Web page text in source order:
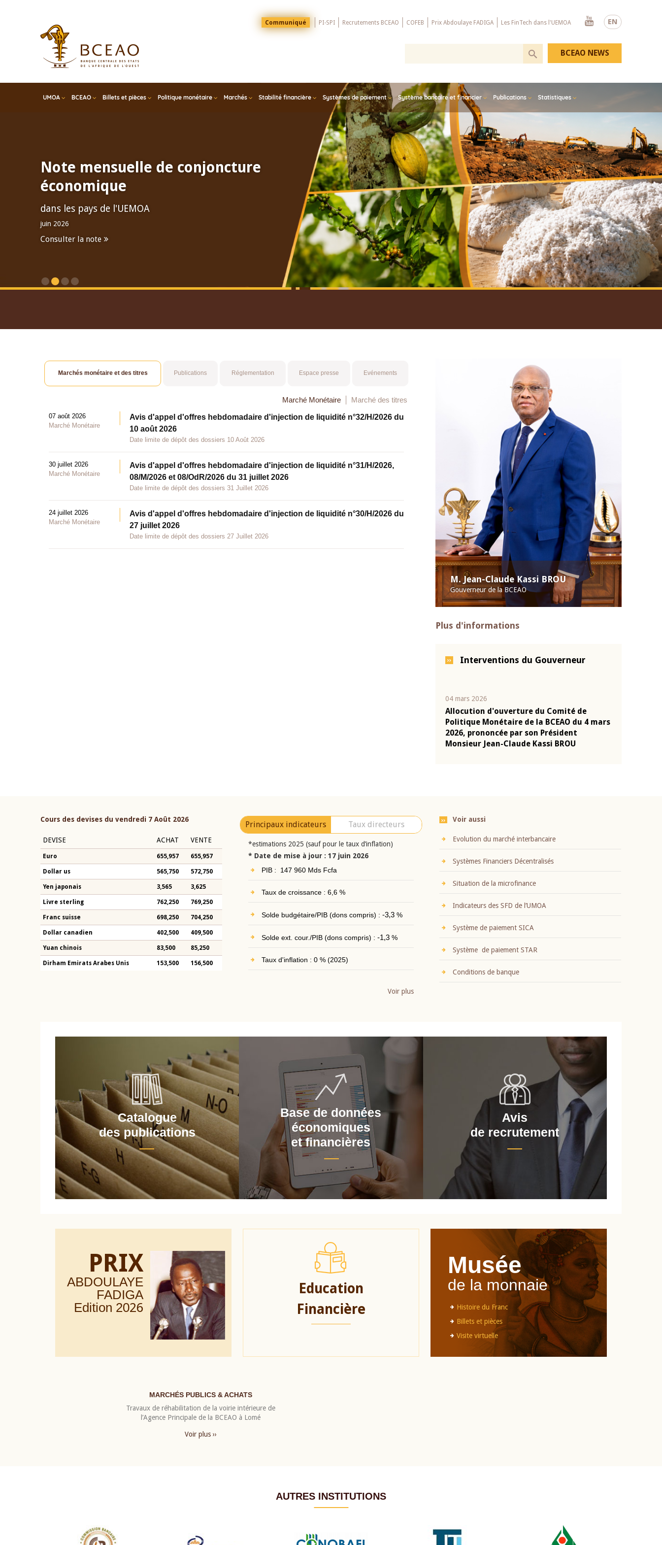
EN
Menu
Top
Communiqué PI-SPI Recrutements BCEAO COFEB Prix Abdoulaye FADIGA Les FinTech dans l'UEMOA
Youtube
UMOA BCEAO Billets et pièces Politique monétaire Marchés Stabilité financière Systèmes de paiement Système bancaire et financier Publications Statistiques
BCEAO NEWS
Note mensuelle de conjoncture
économique
dans les pays de l'UEMOA
juin 2026
Consulter la note
M. Jean-Claude Kassi BROU
Gouverneur de la BCEAO
Plus d'informations
Interventions du Gouverneur
04 mars 2026
Allocution d'ouverture du Comité de
Politique Monétaire de la BCEAO du 4 mars
2026, prononcée par son Président
Monsieur Jean-Claude Kassi BROU
Marchés monétaire et des titres Publications Réglementation Espace presse Evénements
Marché Monétaire Marché des titres
07 août 2026
Marché Monétaire
Avis d'appel d'offres hebdomadaire d'injection de liquidité n°32/H/2026 du
10 août 2026
Date limite de dépôt des dossiers 10 Août 2026
30 juillet 2026
Marché Monétaire
Avis d'appel d'offres hebdomadaire d'injection de liquidité n°31/H/2026,
08/M/2026 et 08/OdR/2026 du 31 juillet 2026
Date limite de dépôt des dossiers 31 Juillet 2026
24 juillet 2026
Marché Monétaire
Avis d'appel d'offres hebdomadaire d'injection de liquidité n°30/H/2026 du
27 juillet 2026
Date limite de dépôt des dossiers 27 Juillet 2026
Cours des devises du vendredi 7 Août 2026
DEVISE ACHAT VENTE
Euro 655,957 655,957
Dollar us 565,750 572,750
Yen japonais 3,565 3,625
Livre sterling 762,250 769,250
Franc suisse 698,250 704,250
Dollar canadien 402,500 409,500
Yuan chinois 83,500 85,250
Dirham Emirats Arabes Unis 153,500 156,500
Principaux indicateurs Taux directeurs
*estimations 2025 (sauf pour le taux d’inflation)
* Date de mise à jour : 17 juin 2026
PIB : 147 960 Mds Fcfa
Taux de croissance : 6,6 %
Solde budgétaire/PIB (dons compris) : -3,3%
Solde ext. cour./PIB (dons compris) : -1,3%
Taux d'inflation : 0 % (2025)
Voir plus
Voir aussi
Evolution du marché interbancaire
Systèmes Financiers Décentralisés
Situation de la microfinance
Indicateurs des SFD de l’UMOA
Système de paiement SICA
Système de paiement STAR
Conditions de banque
Catalogue
des publications
Base de données
économiques
et financières
Avis
de recrutement
PRIX
ABDOULAYE
FADIGA
Edition 2026
Education
Financière
Musée
de la monnaie
Histoire du Franc
Billets et pièces
Visite virtuelle
MARCHÉS PUBLICS & ACHATS
Travaux de réhabilitation de la voirie intérieure de
l’Agence Principale de la BCEAO à Lomé
Voir plus ››
AUTRES INSTITUTIONS